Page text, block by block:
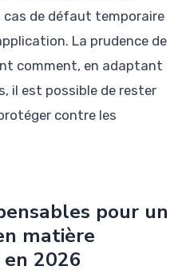
cas de défaut temporaire
La prudence de
comment, en adaptant
il est possible de rester
contre les
pour un
matière
en 2026